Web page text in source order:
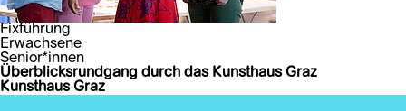
Fixführung
Erwachsene
Senior*innen
Überblicksrundgang durch das Kunsthaus Graz
Kunsthaus Graz